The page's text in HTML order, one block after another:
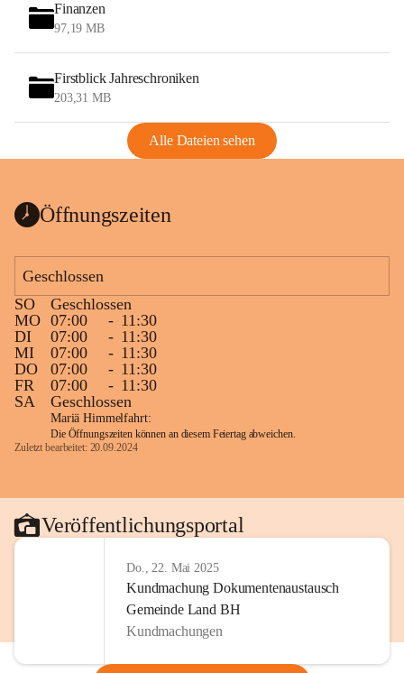
Finanzen
97,19 MB
Firstblick Jahreschroniken
203,31 MB
Alle Dateien sehen
Öffnungszeiten
Geschlossen
SO
Geschlossen
MO 07:00 - 11:30
DI
07:00 - 11:30
MI
07:00 - 11:30
DO
07:00 - 11:30
FR
07:00 - 11:30
SA
Geschlossen
Mariä Himmelfahrt:
Die Öffnungszeiten können an diesem Feiertag abweichen.
Zuletzt bearbeitet: 20.09.2024
Veröffentlichungsportal
Do., 22. Mai 2025
Kundmachung Dokumentenaustausch
Gemeinde Land BH
Kundmachungen